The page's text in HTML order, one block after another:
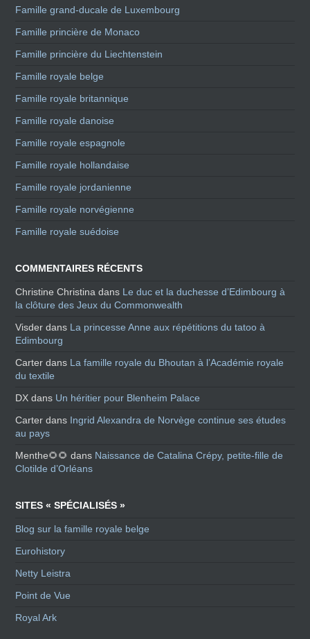
Famille grand-ducale de Luxembourg
Famille princière de Monaco
Famille princière du Liechtenstein
Famille royale belge
Famille royale britannique
Famille royale danoise
Famille royale espagnole
Famille royale hollandaise
Famille royale jordanienne
Famille royale norvégienne
Famille royale suédoise
COMMENTAIRES RÉCENTS
Christine Christina dans Le duc et la duchesse d’Edimbourg à
la clôture des Jeux du Commonwealth
Visder dans La princesse Anne aux répétitions du tatoo à
Edimbourg
Carter dans La famille royale du Bhoutan à l’Académie royale
du textile
DX dans Un héritier pour Blenheim Palace
Carter dans Ingrid Alexandra de Norvège continue ses études
au pays
Menthe🌻🌻 dans Naissance de Catalina Crépy, petite-fille de
Clotilde d’Orléans
SITES « SPÉCIALISÉS »
Blog sur la famille royale belge
Eurohistory
Netty Leistra
Point de Vue
Royal Ark